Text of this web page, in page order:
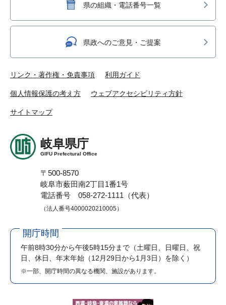
県の組織・電話番号一覧
県政へのご意見・ご提案
リンク・著作権・免責事項 利用ガイド
個人情報保護の考え方 ウェブアクセシビリティ方針
サイトマップ
岐阜県庁
GIFU Prefectural Office
〒500-8570
岐阜市薮田南2丁目1番1号
電話番号 058-272-1111（代表）
（法人番号4000020210005）
開庁時間
午前8時30分から午後5時15分まで （土曜日、日曜日、祝
日、休日、年末年始（12月29日から1月3日）を除く）
※一部、開庁時間の異なる機関、施設があります。